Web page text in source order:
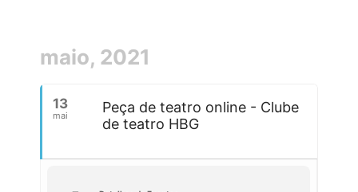
maio, 2021
13
mai
Peça de teatro online - Clube
de teatro HBG